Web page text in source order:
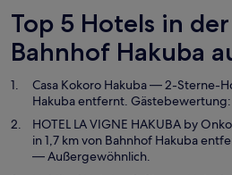
Top 5 Hotels in
Bahnhof Hakuba
Casa Kokoro Hakuba— 2-Sterne-
Hakuba entfernt.
HOTEL LA VIGNE HAKUBA by
in 1,7 km von Bahnhof Hakuba
— Außergewöhnlich.